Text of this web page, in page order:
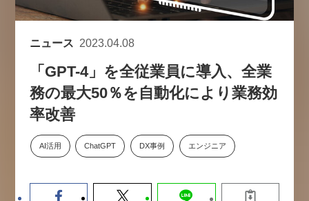
サイトマップ
お問い合わせ
個人情報保護法について
採用情報
代、日本企業は何から始めるべき
流から学ぶ〜
セミナー
【8/12開催】「イノベーションを
学ぶ資金調達・巻き込みのリアル
ニュース 2023.04.08
「GPT-4」を全従業員に導入、全業
務の最大50％を自動化により業務効
率改善
AI活用 ChatGPT DX事例 エンジニア